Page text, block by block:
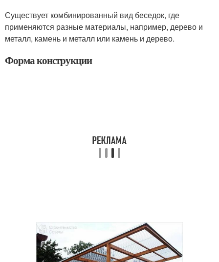
Существует комбинированный вид беседок, где
применяются разные материалы, например, дерево и
металл, камень и металл или камень и дерево.
Форма конструкции